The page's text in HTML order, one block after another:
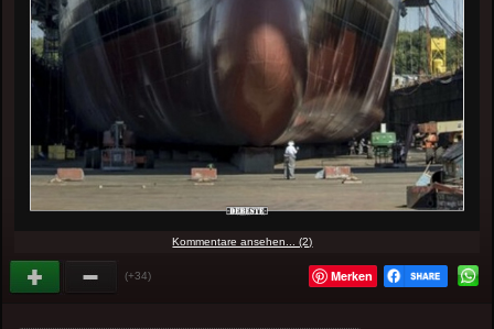
Kommentare ansehen... (2)
(+34) Merken